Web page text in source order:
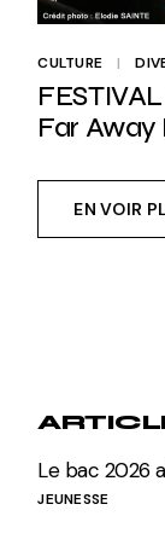
CULTURE
Far Away
EN VOIR
Le bac 2026
JEUNESSE